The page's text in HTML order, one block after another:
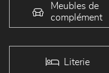
Meubles de
complément
Literie